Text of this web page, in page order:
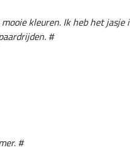
kleuren. Ik heb het jasje
#
#